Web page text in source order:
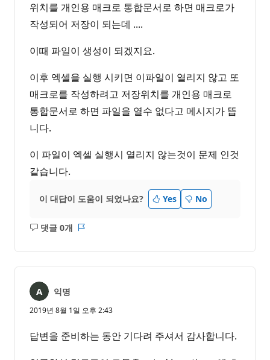
위치를 개인용 매크로 통합문서로 하면 매크로가
작성되어 저장이 되는데 ....
이때 파일이 생성이 되겠지요.
이후 엑셀을 실행 시키면 이파일이 열리지 않고 또
매크로를 작성하려고 저장위치를 개인용 매크로
통합문서로 하면 파일을 열수 없다고 메시지가 뜹
니다.
이 파일이 엑셀 실행시 열리지 않는것이 문제 인것
같습니다.
이 대답이 도움이 되었나요? Yes No
댓글 0개
설
음
익명
2019년 8월 1일 오후 2:43
답변을 준비하는 동안 기다려 주셔서 감사합니다.